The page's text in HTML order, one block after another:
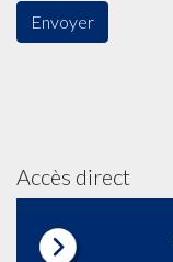
Accès direct